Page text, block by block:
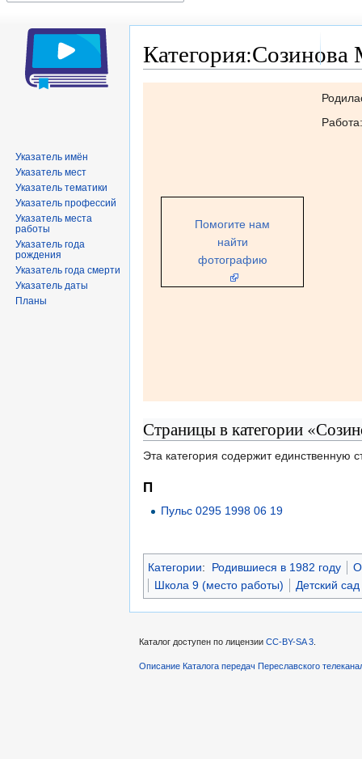
Помогите нам
найти
фотографию
Работа:
Страницы в категории
Эта категория содержит единственную
П
Пульс 0295 1998 06 19
Категории: Родившиеся в 1982 году
Школа 9 (место работы)
Детский
Указатель имён
Указатель мест
Указатель тематики
Указатель профессий
Указатель места
работы
Указатель года
рождения
Указатель года смерти
Указатель даты
Планы
Каталог доступен по лицензии CC-BY-SA 3
Описание Каталога передач Переславского